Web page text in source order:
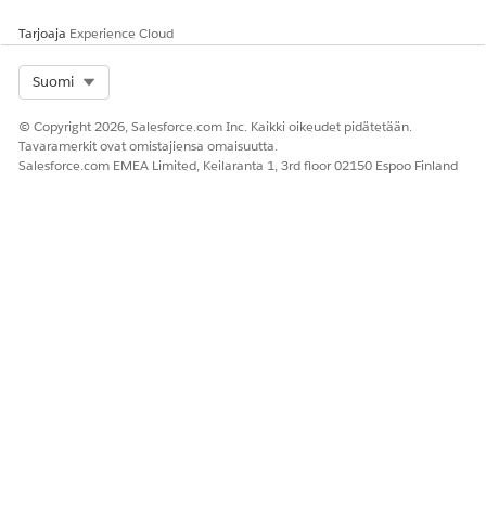
Tarjoaja Experience Cloud
Suomi
© Copyright 2026, Salesforce.com Inc. Kaikki oikeudet pidätetään.
Tavaramerkit ovat omistajiensa omaisuutta.
Salesforce.com EMEA Limited, Keilaranta 1, 3rd floor 02150 Espoo Finland